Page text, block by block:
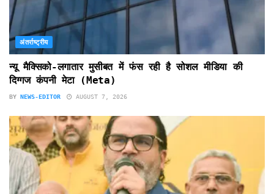
अंतर्राष्ट्रीय
न्यू मैक्सिको-लगातार मुसीबत में फंस रही है सोशल मीडिया की
दिग्गज कंपनी मेटा (Meta)
BY NEWS-EDITOR AUGUST 7, 2026